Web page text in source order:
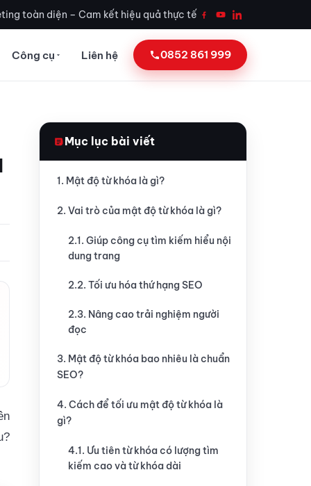
toàn diện – Cam kết hiệu quả thực tế
Công cụ Liên hệ 0852 861 999
Mục lục bài viết
1. Mật độ từ khóa là gì?
2. Vai trò của mật độ từ khóa là gì?
2.1. Giúp công cụ tìm kiếm hiểu nội
dung trang
2.2. Tối ưu hóa thứ hạng SEO
2.3. Nâng cao trải nghiệm người
đọc
3. Mật độ từ khóa bao nhiêu là chuẩn
SEO?
4. Cách để tối ưu mật độ từ khóa là
gì?
4.1. Ưu tiên từ khóa có lượng tìm
kiếm cao và từ khóa dài